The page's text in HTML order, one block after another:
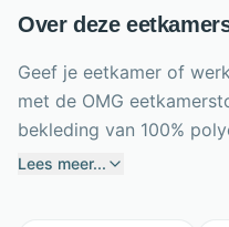
Over deze
Geef je eetkamer of
met de OMG
bekleding van 100%
combineert mooi met
Lees meer...